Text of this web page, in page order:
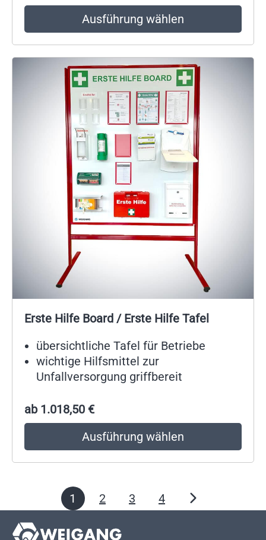
Ausführung wählen
Erste Hilfe Board / Erste Hilfe Tafel
übersichtliche Tafel für Betriebe
wichtige Hilfsmittel zur
Unfallversorgung griffbereit
ab 1.018,50 €
Ausführung wählen
1 2 3 4